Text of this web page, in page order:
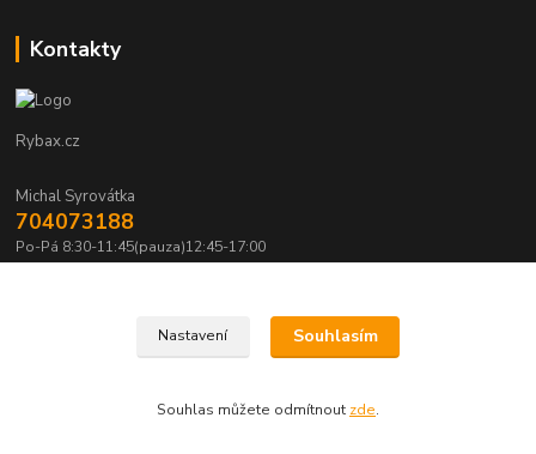
Kontakty
Rybax.cz
Michal Syrovátka
704073188
Po-Pá 8:30-11:45(pauza)12:45-17:00
Nastavení Souhlasím
Souhlas můžete odmítnout zde.